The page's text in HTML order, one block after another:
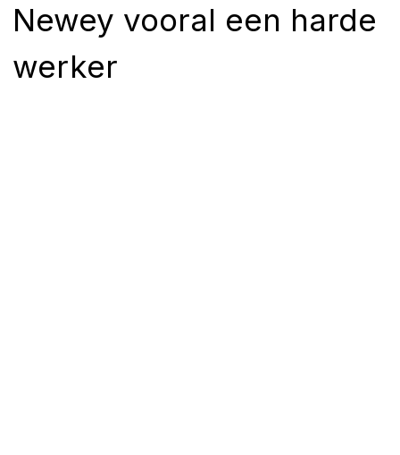
Newey vooral een harde
werker